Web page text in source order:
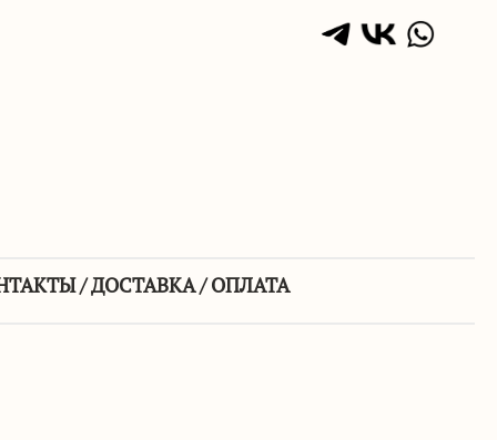
/ ДОСТАВКА / ОПЛАТА